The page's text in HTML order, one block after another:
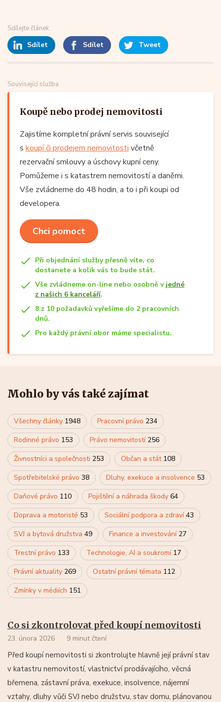
Sdílejte článek
Sdílet Sdílet Tweet
Související služba
Koupě nebo prodej nemovitosti
Zajistíme kompletní právní servis související
s koupí či prodejem nemovitosti včetně
rezervační smlouvy a úschovy kupní ceny.
Pomůžeme i s katastrem nemovitostí a daněmi.
Vše zvládneme do 48 hodin, a to i při koupi od
developera.
Chci pomoct
Při objednání služby přesně víte, co
dostanete a kolik vás to bude stát.
Vše zvládneme on-line nebo osobně v jedné
z našich 6 kanceláří.
8 z 10 požadavků vyřešíme do 2 pracovních
dnů.
Pro každý právní obor máme specialistu.
Mohlo by vás také zajímat
Všechny články 1948 Pracovní právo 234
Rodinné právo 153 Právo nemovitostí 256
Živnostníci a společnosti 253 Občan a stát 108
Spotřebitelské právo 38 Dluhy, exekuce a insolvence 53
Daňové právo 110 Pojištění a náhrada škody 64
Doprava a motoristé 53 Sociální podpora a zdraví43
SVJ a bytová družstva 49 Finance a investování 27
Trestní právo 133 Technologie, AI a soukromí 17
Právní aktuality 269 Ostatní právní témata 112
Zmínky v médiích 151
Co si zkontrolovat před koupí nemovitosti
23. února 2026 9 minut čtení
Před koupí nemovitosti si zkontrolujte hlavně její právní stav
v katastru nemovitostí, vlastnictví prodávajícího, věcná
břemena, zástavní práva, exekuce, insolvence, nájemní
vztahy, dluhy vůči SVJ nebo družstvu, stav domu, plánovanou